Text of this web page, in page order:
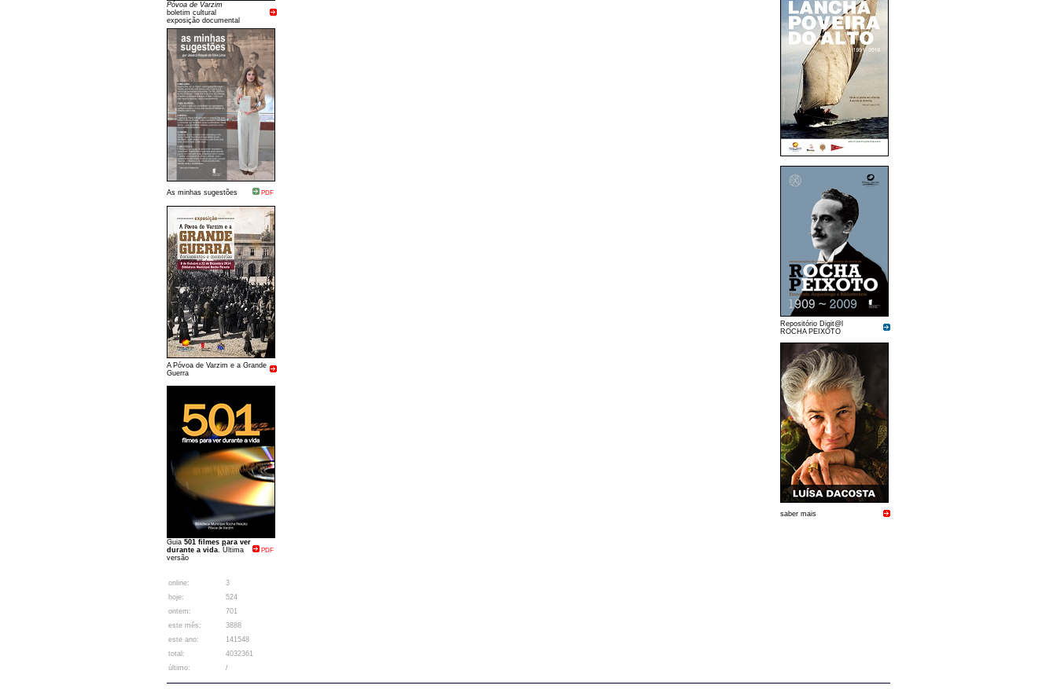
Póvoa de Varzim
boletim cultural
exposição documental
As minhas sugestões PDF
A Póvoa de Varzim e a Grande
Guerra
Guia 501 filmes para ver
durante a vida. Última
versão
PDF
online:
3
hoje:
524
ontem:
701
este mês:
3888
este ano:
141548
total:
4032361
último:
/
Repositório Digit@l
ROCHA PEIXOTO
saber mais